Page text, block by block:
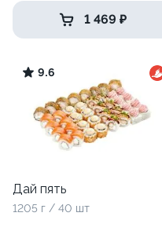
1 469 ₽
9.6
Дай пять
1205 г / 40 шт